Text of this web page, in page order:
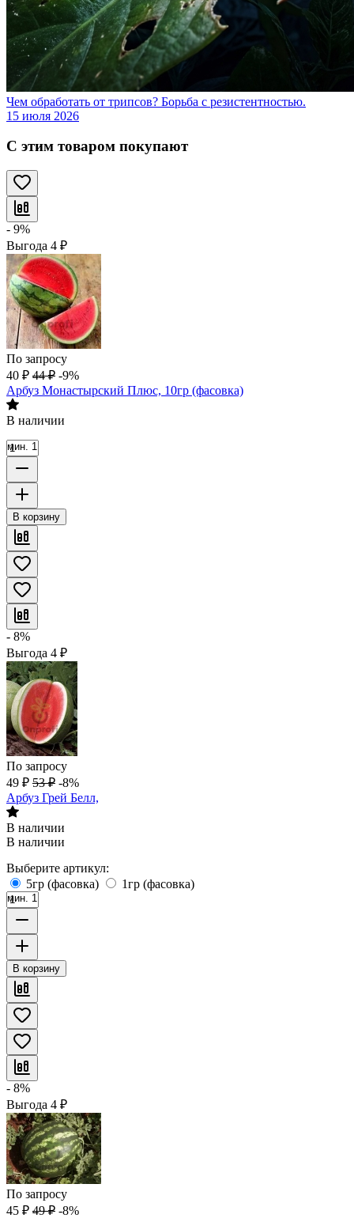
Чем обработать от трипсов? Борьба с резистентностью.
15 июля 2026
С этим товаром покупают
- 9%
Выгода 4 ₽
По запросу
40 ₽ 44 ₽ -9%
Арбуз Монастырский Плюс, 10гр (фасовка)
В наличии
мин. 1
В корзину
- 8%
Выгода 4 ₽
По запросу
49 ₽ 53 ₽ -8%
Арбуз Грей Белл,
В наличии
В наличии
Выберите артикул:
5гр (фасовка)
1гр (фасовка)
мин. 1
В корзину
- 8%
Выгода 4 ₽
По запросу
45 ₽ 49 ₽ -8%